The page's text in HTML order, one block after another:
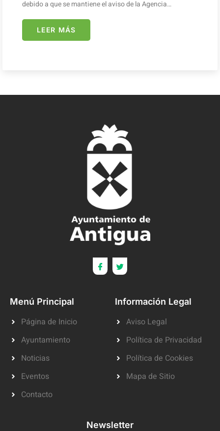
debido a que se mantiene el aviso de la Agencia…
LEER MÁS
Menú Principal
Página de Inicio
Ayuntamiento
Noticias
Eventos
Contacto
Información Legal
Aviso Legal
Política de Privacidad
Política de Cookies
Mapa de Sitio
Newsletter